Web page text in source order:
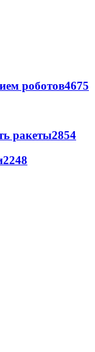
роботов4675
ракеты2854
2248